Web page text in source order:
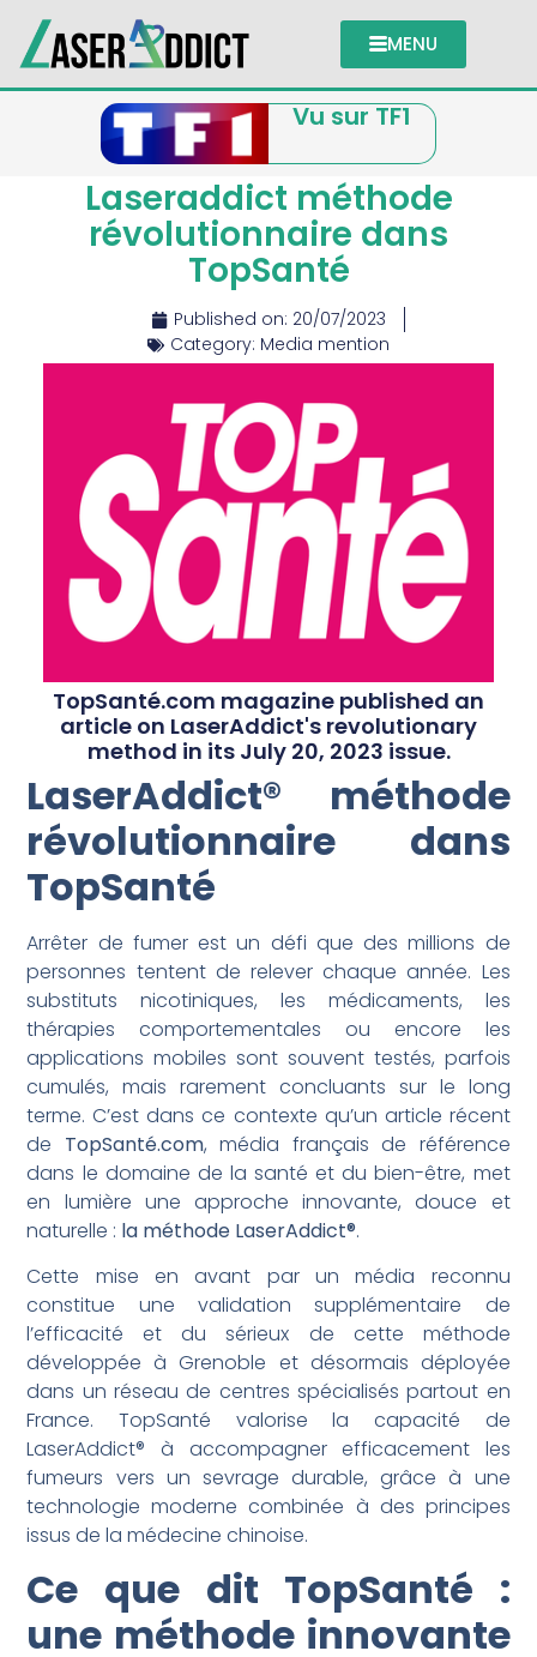
MENU
Vu sur TF1
Laseraddict méthode
révolutionnaire dans
TopSanté
Published on: 20/07/2023
Category: Media mention
TopSanté.com magazine published an
article on LaserAddict's revolutionary
method in its July 20, 2023 issue.
LaserAddict® méthode
révolutionnaire dans
TopSanté
Arrêter de fumer est un défi que des millions de
personnes tentent de relever chaque année. Les
substituts nicotiniques, les médicaments, les
thérapies comportementales ou encore les
applications mobiles sont souvent testés, parfois
cumulés, mais rarement concluants sur le long
terme. C’est dans ce contexte qu’un article récent
de TopSanté.com, média français de référence
dans le domaine de la santé et du bien-être, met
en lumière une approche innovante, douce et
naturelle : la méthode LaserAddict®.
Cette mise en avant par un média reconnu
constitue une validation supplémentaire de
l’efficacité et du sérieux de cette méthode
développée à Grenoble et désormais déployée
dans un réseau de centres spécialisés partout en
France. TopSanté valorise la capacité de
LaserAddict® à accompagner efficacement les
fumeurs vers un sevrage durable, grâce à une
technologie moderne combinée à des principes
issus de la médecine chinoise.
Ce que dit TopSanté :
une méthode innovante